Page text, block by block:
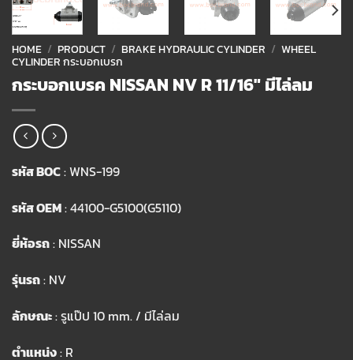
HOME / PRODUCT / BRAKE HYDRAULIC CYLINDER / WHEEL
CYLINDER กระบอกเบรก
กระบอกเบรค NISSAN NV R 11/16″ มีไล่ลม
รหัส BOC: WNS-199
รหัส OEM: 44100-G5100(G5110)
ยี่ห้อรถ: NISSAN
รุ่นรถ: NV
ลักษณะ: รูแป๊ป 10 mm. / มีไล่ลม
ตำแหน่ง: R